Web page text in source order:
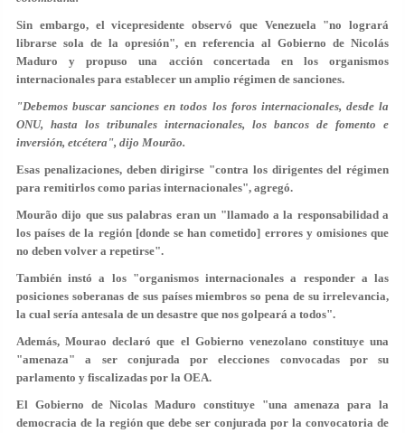
Sin embargo, el vicepresidente observó que Venezuela "no logrará
librarse sola de la opresión", en referencia al Gobierno de Nicolás
Maduro y propuso una acción concertada en los organismos
internacionales para establecer un amplio régimen de sanciones.
"Debemos buscar sanciones en todos los foros internacionales, desde la
ONU, hasta los tribunales internacionales, los bancos de fomento e
inversión, etcétera", dijo Mourão.
Esas penalizaciones, deben dirigirse "contra los dirigentes del régimen
para remitirlos como parias internacionales", agregó.
Mourão dijo que sus palabras eran un "llamado a la responsabilidad a
los países de la región [donde se han cometido] errores y omisiones que
no deben volver a repetirse".
También instó a los "organismos internacionales a responder a las
posiciones soberanas de sus países miembros so pena de su irrelevancia,
la cual sería antesala de un desastre que nos golpeará a todos".
Además, Mourao declaró que el Gobierno venezolano constituye una
"amenaza" a ser conjurada por elecciones convocadas por su
parlamento y fiscalizadas por la OEA.
El Gobierno de Nicolas Maduro constituye "una amenaza para la
democracia de la región que debe ser conjurada por la convocatoria de